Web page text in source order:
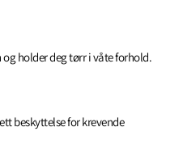
holder deg tørr i våte forhold.
beskyttelse for krevende